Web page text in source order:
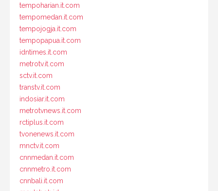
tempoharian.it.com
tempomedan.it.com
tempojogja.it.com
tempopapua.it.com
idntimes.it.com
metrotv.it.com
sctv.it.com
transtv.it.com
indosiar.it.com
metrotvnews.it.com
rctiplus.it.com
tvonenews.it.com
mnctv.it.com
cnnmedan.it.com
cnnmetro.it.com
cnnbali.it.com